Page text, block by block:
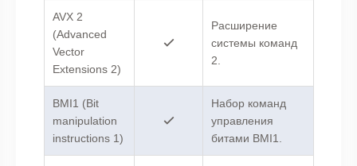
AVX 2
(Advanced
Vector
Extensions 2)
Расширение
системы команд
2.
BMI1 (Bit
manipulation
instructions 1)
Набор команд
управления
битами BMI1.